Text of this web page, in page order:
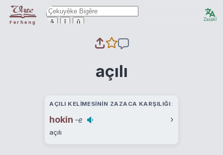
Ferheng ê î û Zazakî
açılı
AÇILI KELIMESININ ZAZACA KARŞILIĞI
hokin -e ›
açılı